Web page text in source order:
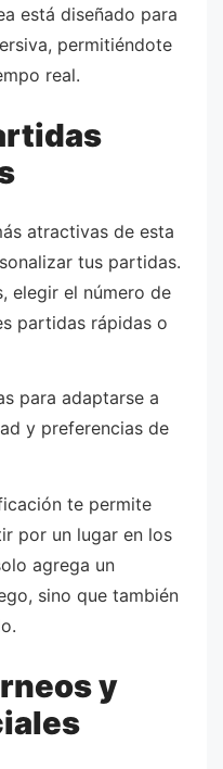
está diseñado para
permitiéndote
real.
atractivas de esta
tus partidas.
elegir el número de
partidas rápidas o
para adaptarse a
y preferencias de
te permite
por un lugar en los
agrega un
sino que también
y